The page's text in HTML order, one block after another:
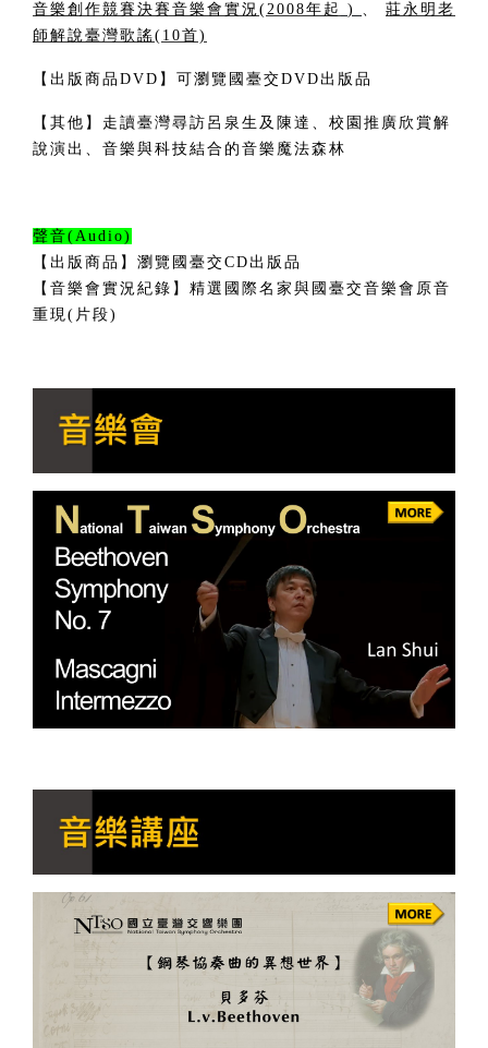
音樂創作競賽決賽音樂會實況(2008年起 ) 、
莊永明老
師解說臺灣歌謠(10首)
【出版商品DVD】可瀏覽國臺交DVD出版品
【其他】走讀臺灣尋訪呂泉生及陳達 、校園推廣欣賞解
說演出、音樂與科技結合的音樂魔法森林
聲音(Audio)
【出版商品】瀏覽國臺交CD出版品
【音樂會實況紀錄】精選國際名家與國臺交音樂會原音
重現(片段)